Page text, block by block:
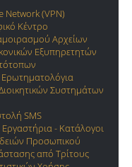
Network (VPN)
Κέντρο
Αρχείων
Εξυπηρετητών
Ερωτηματολόγια
Συστημάτων
SMS
- Κατάλογοι
Προσωπικού
από Τρίτους